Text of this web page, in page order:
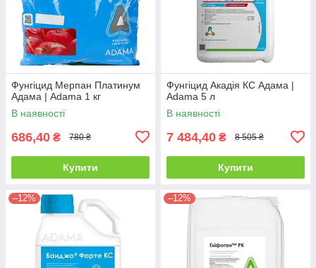
Фунгіцид Мерпан Платинум
Адама | Adama 1 кг
В наявності
686,40 ₴ 780 ₴
Купити
Фунгіцид Акадія КС Адама |
Adama 5 л
В наявності
7 484,40 ₴ 8 505 ₴
Купити
–12% –12%